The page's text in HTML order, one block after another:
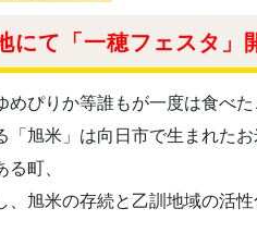
にて「一穂フェスタ」
ぴりか等誰もが一度は食べ
旭米」は向日市で生まれた
町、
旭米の存続と乙訓地域の活